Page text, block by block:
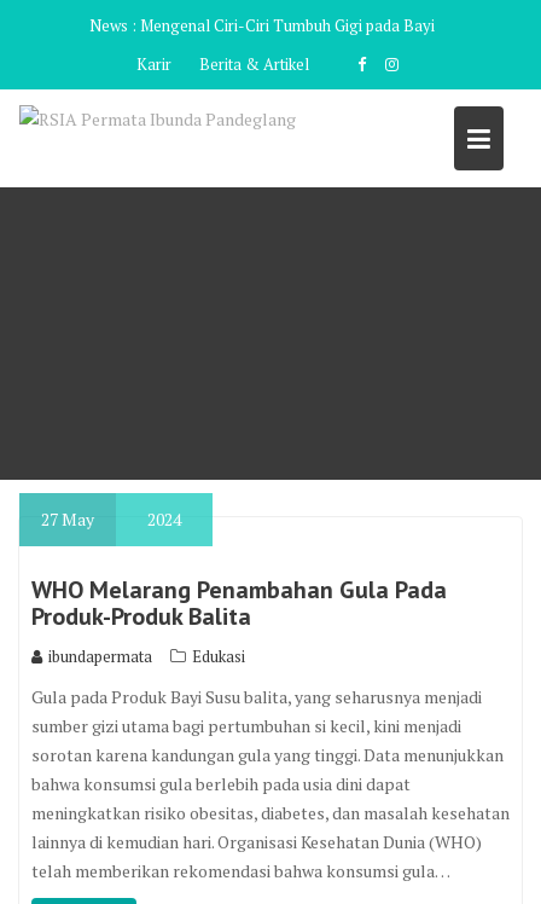
News : Mengenal Ciri-Ciri Tumbuh Gigi pada Bayi
Karir
Berita & Artikel
27May 2024
WHO Melarang Penambahan Gula Pada
Produk-Produk Balita
ibundapermata Edukasi
Gula pada Produk Bayi Susu balita, yang seharusnya menjadi
sumber gizi utama bagi pertumbuhan si kecil, kini menjadi
sorotan karena kandungan gula yang tinggi. Data menunjukkan
bahwa konsumsi gula berlebih pada usia dini dapat
meningkatkan risiko obesitas, diabetes, dan masalah kesehatan
lainnya di kemudian hari. Organisasi Kesehatan Dunia (WHO)
telah memberikan rekomendasi bahwa konsumsi gula…